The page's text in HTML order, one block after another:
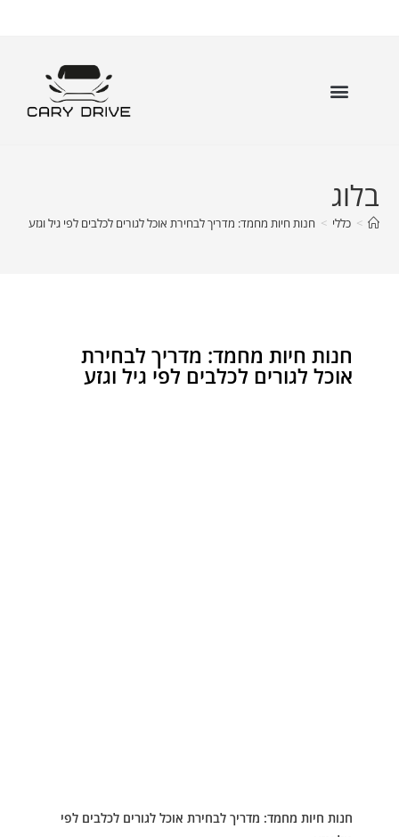
בלוג
> כללי > חנות חיות מחמד: מדריך לבחירת אוכל לגורים לכלבים לפי גיל וגזע
חנות חיות מחמד: מדריך לבחירת
אוכל לגורים לכלבים לפי גיל וגזע
חנות חיות מחמד: מדריך לבחירת אוכל לגורים לכלבים לפי